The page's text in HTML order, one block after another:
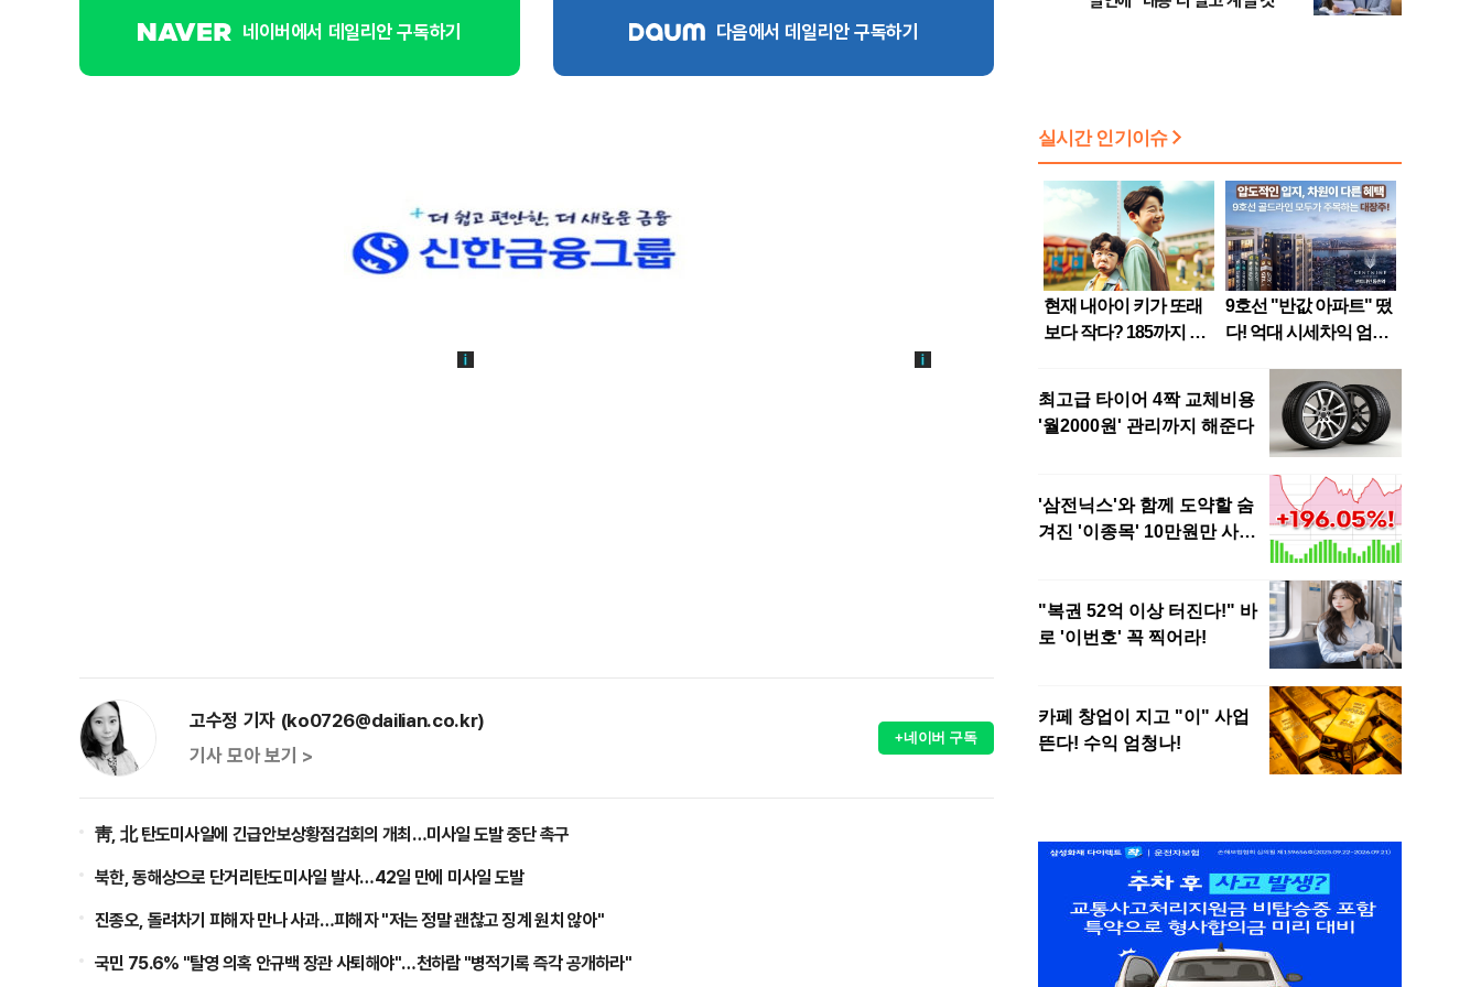
네이버에서 데일리안 구독하기 다음에서 데일리안 구독하기
고수정 기자 (ko0726@dailian.co.kr)
기사 모아 보기 >
+네이버 구독
靑, 北 탄도미사일에 긴급안보상황점검회의 개최…미사일 도발 중단 촉구
북한, 동해상으로 단거리탄도미사일 발사…42일 만에 미사일 도발
진종오, 돌려차기 피해자 만나 사과…피해자 "저는 정말 괜찮고 징계 원치 않아"
국민 75.6% "탈영 의혹 안규백 장관 사퇴해야"…천하람 "병적기록 즉각 공개하라"